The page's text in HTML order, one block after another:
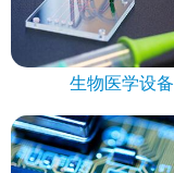
生物医学设备